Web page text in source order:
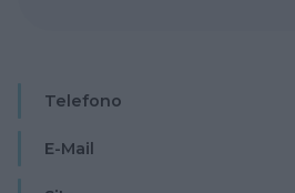
Telefono
E-Mail